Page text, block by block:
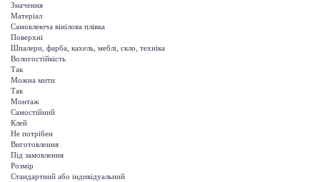
Значення
Матеріал
Самоклеюча вінілова плівка
Поверхні
Шпалери, фарба, кахель, меблі, скло, техніка
Вологостійкість
Так
Можна мити
Так
Монтаж
Самостійний
Клей
Не потрібен
Виготовлення
Під замовлення
Розмір
Стандартний або індивідуальний